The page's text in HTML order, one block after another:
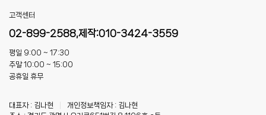
고객센터
02-899-2588,제작:010-3424-3559
평일 9:00 ~ 17:30
주말 10:00 ~ 15:00
공휴일 휴무
대표자 : 김나현
개인정보책임자 : 김나현